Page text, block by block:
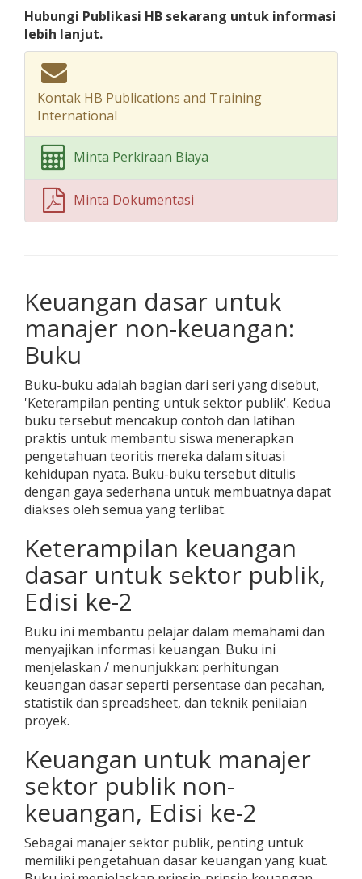
Hubungi Publikasi HB sekarang untuk informasi
lebih lanjut.
Kontak HB Publications and Training
International
Minta Perkiraan Biaya
Minta Dokumentasi
Keuangan dasar untuk
manajer non-keuangan:
Buku
Buku-buku adalah bagian dari seri yang disebut,
'Keterampilan penting untuk sektor publik'. Kedua
buku tersebut mencakup contoh dan latihan
praktis untuk membantu siswa menerapkan
pengetahuan teoritis mereka dalam situasi
kehidupan nyata. Buku-buku tersebut ditulis
dengan gaya sederhana untuk membuatnya dapat
diakses oleh semua yang terlibat.
Keterampilan keuangan
dasar untuk sektor publik,
Edisi ke-2
Buku ini membantu pelajar dalam memahami dan
menyajikan informasi keuangan. Buku ini
menjelaskan / menunjukkan: perhitungan
keuangan dasar seperti persentase dan pecahan,
statistik dan spreadsheet, dan teknik penilaian
proyek.
Keuangan untuk manajer
sektor publik non-
keuangan, Edisi ke-2
Sebagai manajer sektor publik, penting untuk
memiliki pengetahuan dasar keuangan yang kuat.